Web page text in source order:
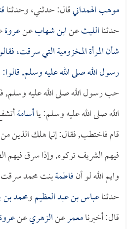
موهب الهمدانيقال: حدثني، وحدثنا
حدثناالليثعنابن شهابعنعروة
شأن المرأة المخزومية التي سرقت،
رسول الله صلى الله عليه وسلم,
حب رسول الله صلى الله عليه وسلم,
الله صلى الله عليه وسلم: ياأسامة
قام فاختطب, فقال: إنما هلك الذين من
فيهم الشريف تركوه, وإذا سرق فيهم
وايم الله لو أنفاطمةبنت محمد
حدثناعباس بن عبد العظيمومحمد
قال: أخبرنامعمرعنالزهريعنعروة